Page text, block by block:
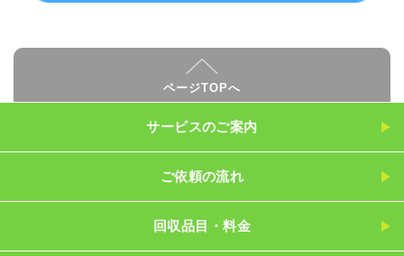
ページTOPへ
サービスのご案内
ご依頼の流れ
回収品目・料金